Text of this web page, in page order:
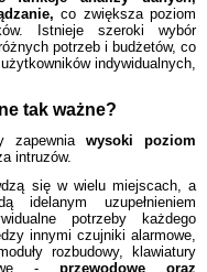
co zwiększa poziom
Istnieje szeroki wybór
potrzeb i budżetów, co
indywidualnych,
tak ważne?
zapewniawysoki poziom
intruzów.
się w wielu miejscach, a
idelanym uzupełnieniem
potrzeby każdego
innymi czujniki alarmowe,
rozbudowy, klawiatury
-przewodowe oraz